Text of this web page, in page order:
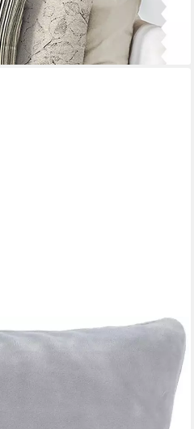
Feeling Kissen,
Cashmere-Feeling